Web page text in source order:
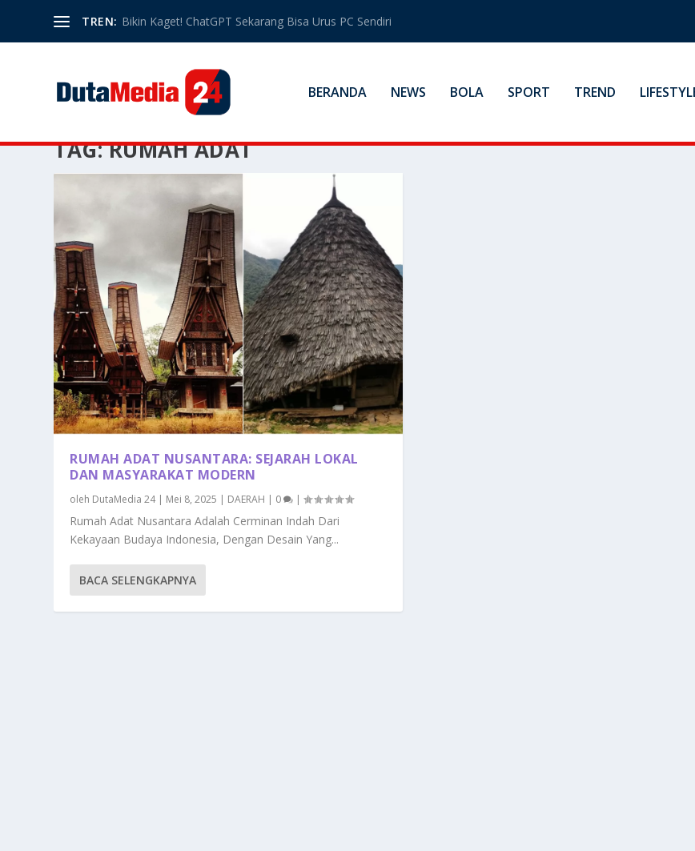
TREN: Bikin Kaget! ChatGPT Sekarang Bisa Urus PC Sendiri
BERANDA NEWS BOLA SPORT TREND
TAG:RUMAH ADAT
RUMAH ADAT NUSANTARA: SEJARAH LOKAL
DAN MASYARAKAT MODERN
oleh DutaMedia 24| Mei 8, 2025 | DAERAH | 0 |
Rumah Adat Nusantara Adalah Cerminan Indah Dari
Kekayaan Budaya Indonesia, Dengan Desain Yang...
BACA SELENGKAPNYA